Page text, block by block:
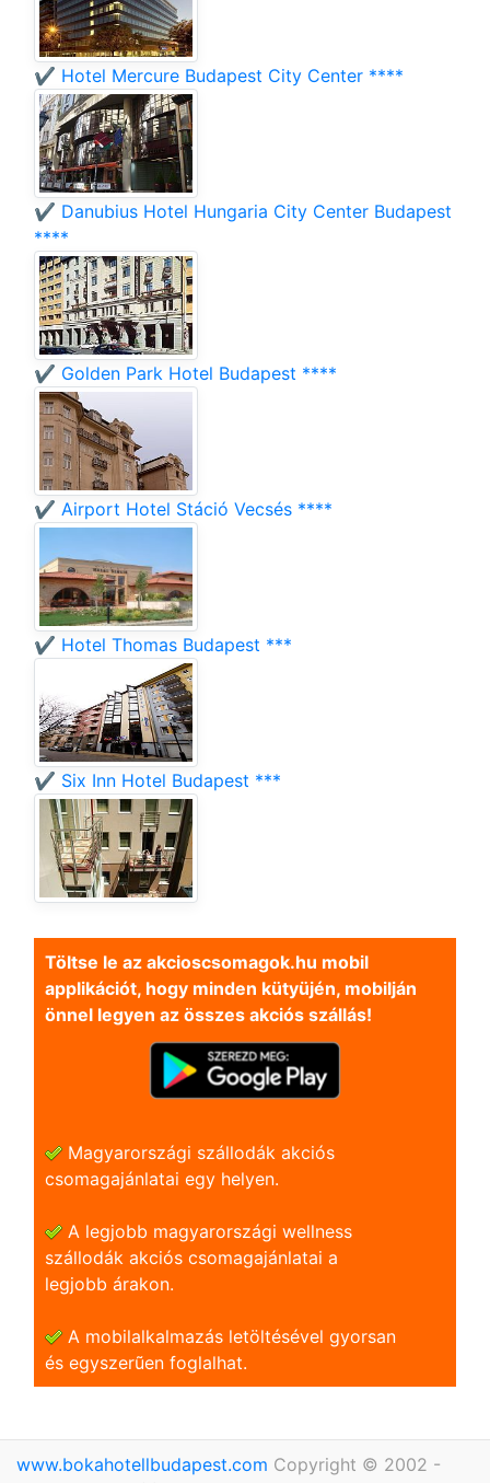
✔️ Hotel Mercure Budapest City Center ****
✔️ Danubius Hotel Hungaria City Center Budapest
****
✔️ Golden Park Hotel Budapest ****
✔️ Airport Hotel Stáció Vecsés ****
✔️ Hotel Thomas Budapest ***
✔️ Six Inn Hotel Budapest ***
Töltse le az akcioscsomagok.hu mobil
applikációt, hogy minden kütyüjén, mobilján
önnel legyen az összes akciós szállás!
Magyarországi szállodák akciós
csomagajánlatai egy helyen.
A legjobb magyarországi wellness
szállodák akciós csomagajánlatai a
legjobb árakon.
A mobilalkalmazás letöltésével gyorsan
és egyszerũen foglalhat.
www.bokahotellbudapest.com Copyright © 2002 -